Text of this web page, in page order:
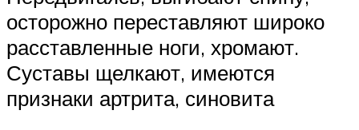
осторожно переставляют широко
расставленные ноги, хромают.
Суставы щелкают, имеются
признаки артрита, синовита